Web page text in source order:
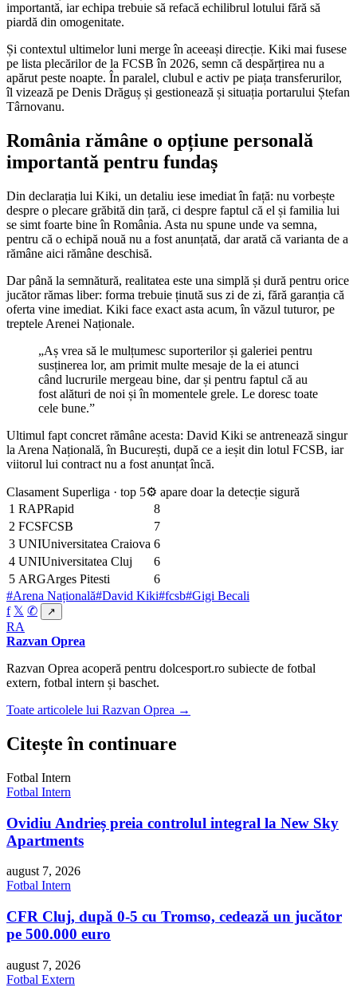
importantă, iar echipa trebuie să refacă echilibrul lotului fără să
piardă din omogenitate.
Și contextul ultimelor luni merge în aceeași direcție. Kiki mai fusese
pe lista plecărilor de la FCSB în 2026, semn că despărțirea nu a
apărut peste noapte. În paralel, clubul e activ pe piața transferurilor,
îl vizează pe Denis Drăguș și gestionează și situația portarului Ștefan
Târnovanu.
România rămâne o opțiune personală
importantă pentru fundaș
Din declarația lui Kiki, un detaliu iese imediat în față: nu vorbește
despre o plecare grăbită din țară, ci despre faptul că el și familia lui
se simt foarte bine în România. Asta nu spune unde va semna,
pentru că o echipă nouă nu a fost anunțată, dar arată că varianta de a
rămâne aici rămâne deschisă.
Dar până la semnătură, realitatea este una simplă și dură pentru orice
jucător rămas liber: forma trebuie ținută sus zi de zi, fără garanția că
oferta vine imediat. Kiki face exact asta acum, în văzul tuturor, pe
treptele Arenei Naționale.
„Aș vrea să le mulțumesc suporterilor și galeriei pentru
susținerea lor, am primit multe mesaje de la ei atunci
când lucrurile mergeau bine, dar și pentru faptul că au
fost alături de noi și în momentele grele. Le doresc toate
cele bune.”
Ultimul fapt concret rămâne acesta: David Kiki se antrenează singur
la Arena Națională, în București, după ce a ieșit din lotul FCSB, iar
viitorul lui contract nu a fost anunțat încă.
Clasament Superliga · top 5⚙ apare doar la detecție sigură
1 RAPRapid
8
2 FCSFCSB
7
3 UNIUniversitatea Craiova 6
4 UNIUniversitatea Cluj
6
5 ARGArges Pitesti
6
#Arena Națională#David Kiki#fcsb#Gigi Becali
f 𝕏 ✆ ↗
RA
Razvan Oprea
Razvan Oprea acoperă pentru dolcesport.ro subiecte de fotbal
extern, fotbal intern și baschet.
Toate articolele lui Razvan Oprea →
Citește în continuare
Fotbal Intern
Fotbal Intern
Ovidiu Andrieș preia controlul integral la New Sky
Apartments
august 7, 2026
Fotbal Intern
CFR Cluj, după 0-5 cu Tromso, cedează un jucător
pe 500.000 euro
august 7, 2026
Fotbal Extern